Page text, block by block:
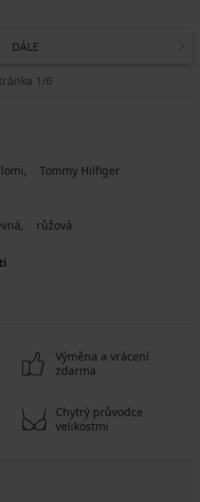
DÁLE
1/6
Tommy Hilfiger
růžová
Výměna a vrácení
zdarma
Chytrý průvodce
velikostmi